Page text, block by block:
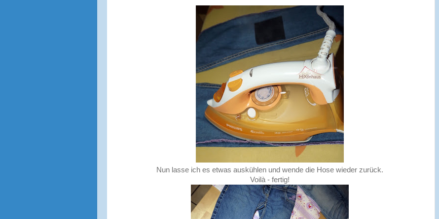
Nun lasse ich es etwas auskühlen und wende die Hose wieder zurück.
Voilà - fertig!